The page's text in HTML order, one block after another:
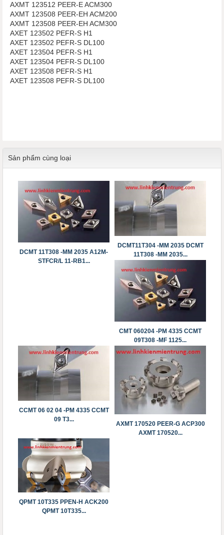
AXMT 123512 PEER-E ACM300
AXMT 123508 PEER-EH ACM200
AXMT 123508 PEER-EH ACM300
AXET 123502 PEFR-S H1
AXET 123502 PEFR-S DL100
AXET 123504 PEFR-S H1
AXET 123504 PEFR-S DL100
AXET 123508 PEFR-S H1
AXET 123508 PEFR-S DL100
Sản phẩm cùng loại
DCMT 11T308 -MM 2035 A12M-
STFCR/L 11-RB1...
DCMT11T304 -MM 2035 DCMT
11T308 -MM 2035...
CMT 060204 -PM 4335 CCMT
09T308 -MF 1125...
CCMT 06 02 04 -PM 4335 ​​​​​​​CCMT
09 T3...
AXMT 170520 PEER-G ACP300
AXMT 170520...
QPMT 10T335 PPEN-H ACK200
QPMT 10T335...